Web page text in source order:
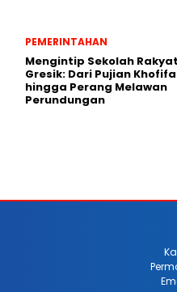
PEMERINTAHAN
Mengintip Sekolah Rakyat
Gresik: Dari Pujian
hingga Perang Melawan
Perundungan